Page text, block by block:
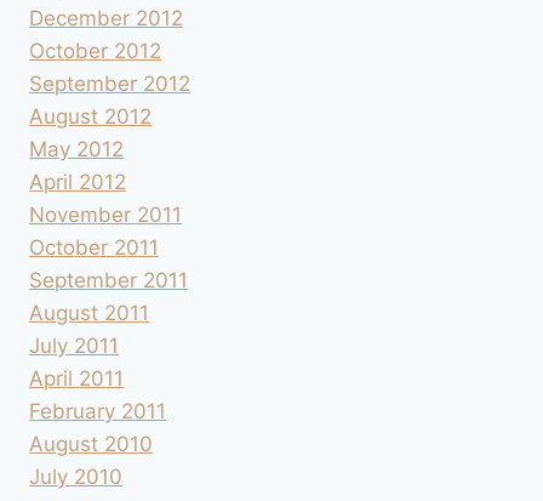
December 2012
October 2012
September 2012
August 2012
May 2012
April 2012
November 2011
October 2011
September 2011
August 2011
July 2011
April 2011
February 2011
August 2010
July 2010